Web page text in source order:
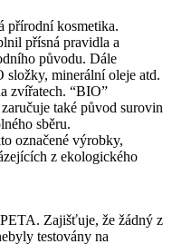
přírodní kosmetika.
přísná pravidla a
původu. Dále
složky, minerální oleje atd.
zvířatech. “BIO”
také původ surovin
sběru.
označené výrobky,
z ekologického
Zajišťuje, že žádný z
testovány na